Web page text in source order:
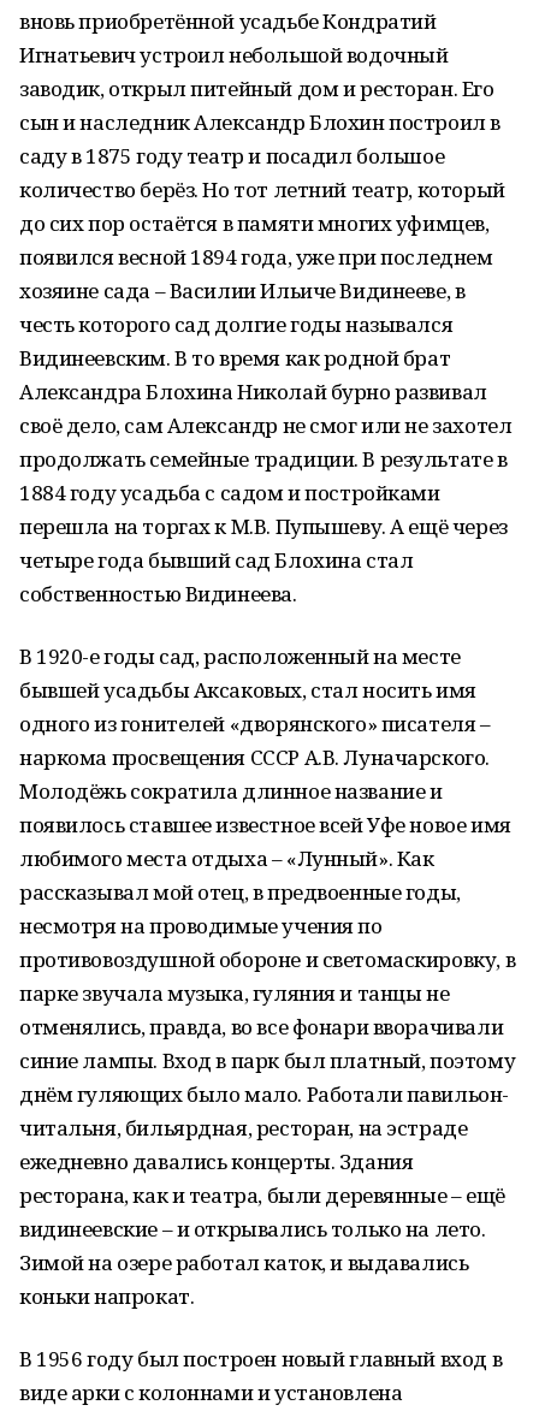
вновь приобретённой усадьбе Кондратий
Игнатьевич устроил небольшой водочный
заводик, открыл питейный дом и ресторан. Его
сын и наследник Александр Блохин построил в
саду в 1875 году театр и посадил большое
количество берёз. Но тот летний театр, который
до сих пор остаётся в памяти многих уфимцев,
появился весной 1894 года, уже при последнем
хозяине сада – Василии Ильиче Видинееве, в
честь которого сад долгие годы назывался
Видинеевским. В то время как родной брат
Александра Блохина Николай бурно развивал
своё дело, сам Александр не смог или не захотел
продолжать семейные традиции. В результате в
1884 году усадьба с садом и постройками
перешла на торгах к М.В. Пупышеву. А ещё через
четыре года бывший сад Блохина стал
собственностью Видинеева.
В 1920-е годы сад, расположенный на месте
бывшей усадьбы Аксаковых, стал носить имя
одного из гонителей «дворянского» писателя –
наркома просвещения СССР А.В. Луначарского.
Молодёжь сократила длинное название и
появилось ставшее известное всей Уфе новое имя
любимого места отдыха – «Лунный». Как
рассказывал мой отец, в предвоенные годы,
несмотря на проводимые учения по
противовоздушной обороне и светомаскировку, в
парке звучала музыка, гуляния и танцы не
отменялись, правда, во все фонари вворачивали
синие лампы. Вход в парк был платный, поэтому
днём гуляющих было мало. Работали павильон-
читальня, бильярдная, ресторан, на эстраде
ежедневно давались концерты. Здания
ресторана, как и театра, были деревянные – ещё
видинеевские – и открывались только на лето.
Зимой на озере работал каток, и выдавались
коньки напрокат.
В 1956 году был построен новый главный вход в
виде арки с колоннами и установлена